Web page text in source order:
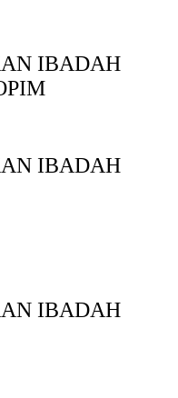
IBADAH
IBADAH
IBADAH